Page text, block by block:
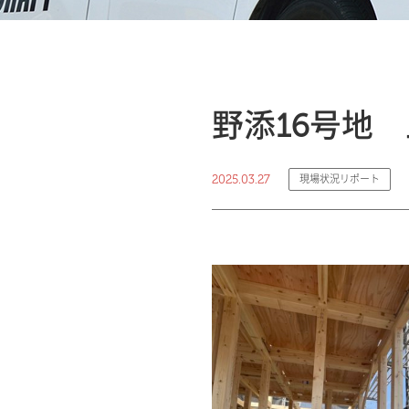
野添16号地
2025.03.27 現場状況リポート